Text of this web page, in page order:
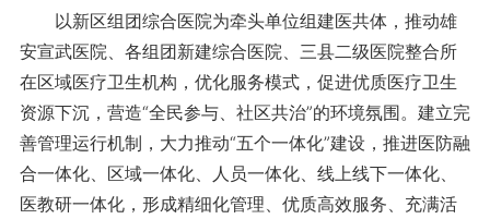
以新区组团综合医院为牵头单位组建医共体，推动雄
安宣武医院、各组团新建综合医院、三县二级医院整合所
在区域医疗卫生机构，优化服务模式，促进优质医疗卫生
资源下沉，营造“全民参与、社区共治”的环境氛围。建立完
善管理运行机制，大力推动“五个一体化”建设，推进医防融
合一体化、区域一体化、人员一体化、线上线下一体化、
医教研一体化，形成精细化管理、优质高效服务、充满活